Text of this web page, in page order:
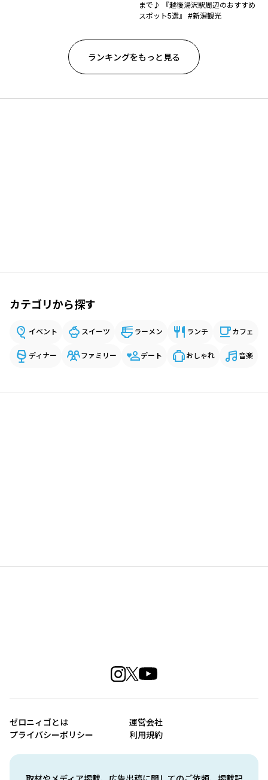
まで♪ 『越後湯沢駅周辺のおすすめ
スポット5選』 #新潟観光
ランキングをもっと見る
カテゴリから探す
イベント スイーツ ラーメン ランチ カフェ
ディナー ファミリー デート おしゃれ 音楽
ゼロニィゴとは
運営会社
プライバシーポリシー
利用規約